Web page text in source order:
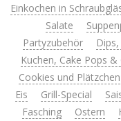
Einkochen in
Salate
Partyzubehör
Kuchen, Cake Pops &
Cookies und Plätzchen
Eis
Grill-Special
Fasching
Ostern